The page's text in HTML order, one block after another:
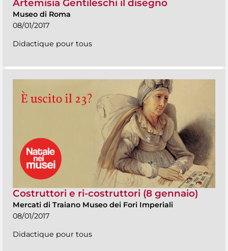
Artemisia Gentileschi il disegno
Museo di Roma
08/01/2017
Didactique pour tous
Costruttori e ri-costruttori (8 gennaio)
Mercati di Traiano Museo dei Fori Imperiali
08/01/2017
Didactique pour tous